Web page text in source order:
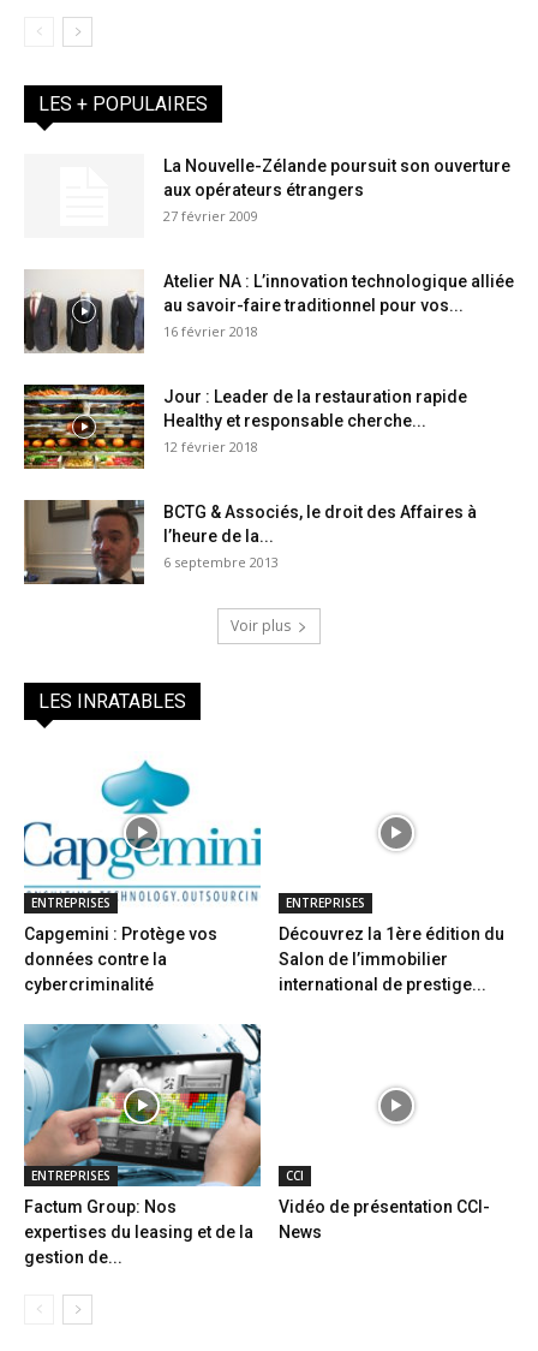
LES + POPULAIRES
La Nouvelle-Zélande poursuit son ouverture
aux opérateurs étrangers
27 février 2009
Atelier NA : L’innovation technologique alliée
au savoir-faire traditionnel pour vos...
16 février 2018
Jour : Leader de la restauration rapide
Healthy et responsable cherche...
12 février 2018
BCTG & Associés, le droit des Affaires à
l’heure de la...
6 septembre 2013
Voir plus
LES INRATABLES
ENTREPRISES
Capgemini : Protège vos
données contre la
cybercriminalité
ENTREPRISES
Découvrez la 1ère édition du
Salon de l’immobilier
international de prestige...
ENTREPRISES
Factum Group: Nos
expertises du leasing et de la
gestion de...
CCI
Vidéo de présentation CCI-
News